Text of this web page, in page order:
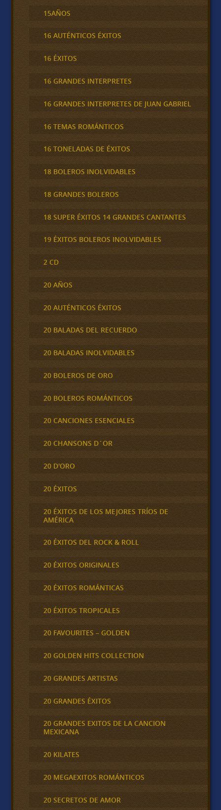
15AÑOS
16 AUTÉNTICOS ÉXITOS
16 ÉXITOS
16 GRANDES INTERPRETES
16 GRANDES INTERPRETES DE JUAN GABRIEL
16 TEMAS ROMÁNTICOS
16 TONELADAS DE ÉXITOS
18 BOLEROS INOLVIDABLES
18 GRANDES BOLEROS
18 SUPER ÉXITOS 14 GRANDES CANTANTES
19 ÉXITOS BOLEROS INOLVIDABLES
2 CD
20 AÑOS
20 AUTÉNTICOS ÉXITOS
20 BALADAS DEL RECUERDO
20 BALADAS INOLVIDABLES
20 BOLEROS DE ORO
20 BOLEROS ROMÁNTICOS
20 CANCIONES ESENCIALES
20 CHANSONS D´OR
20 D'ORO
20 ÉXITOS
20 ÉXITOS DE LOS MEJORES TRÍOS DE
AMÉRICA
20 ÉXITOS DEL ROCK & ROLL
20 ÉXITOS ORIGINALES
20 ÉXITOS ROMÁNTICAS
20 ÉXITOS TROPICALES
20 FAVOURITES – GOLDEN
20 GOLDEN HITS COLLECTION
20 GRANDES ARTISTAS
20 GRANDES ÉXITOS
20 GRANDES EXITOS DE LA CANCION
MEXICANA
20 KILATES
20 MEGAEXITOS ROMÁNTICOS
20 SECRETOS DE AMOR